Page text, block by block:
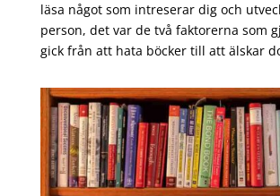
läsa något som intreserar dig och
person, det var de två faktorerna som
gick från att hata böcker till att älskar